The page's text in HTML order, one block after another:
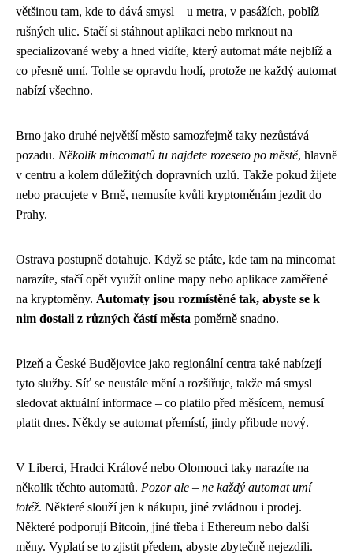
většinou tam, kde to dává smysl – u metra, v pasážích, poblíž
rušných ulic. Stačí si stáhnout aplikaci nebo mrknout na
specializované weby a hned vidíte, který automat máte nejblíž a
co přesně umí. Tohle se opravdu hodí, protože ne každý automat
nabízí všechno.
Brno jako druhé největší město samozřejmě taky nezůstává
pozadu. Několik mincomatů tu najdete rozeseto po městě, hlavně
v centru a kolem důležitých dopravních uzlů. Takže pokud žijete
nebo pracujete v Brně, nemusíte kvůli kryptoměnám jezdit do
Prahy.
Ostrava postupně dotahuje. Když se ptáte, kde tam na mincomat
narazíte, stačí opět využít online mapy nebo aplikace zaměřené
na kryptoměny. Automaty jsou rozmístěné tak, abyste se k
nim dostali z různých částí města poměrně snadno.
Plzeň a České Budějovice jako regionální centra také nabízejí
tyto služby. Síť se neustále mění a rozšiřuje, takže má smysl
sledovat aktuální informace – co platilo před měsícem, nemusí
platit dnes. Někdy se automat přemístí, jindy přibude nový.
V Liberci, Hradci Králové nebo Olomouci taky narazíte na
několik těchto automatů. Pozor ale – ne každý automat umí
totéž. Některé slouží jen k nákupu, jiné zvládnou i prodej.
Některé podporují Bitcoin, jiné třeba i Ethereum nebo další
měny. Vyplatí se to zjistit předem, abyste zbytečně nejezdili.